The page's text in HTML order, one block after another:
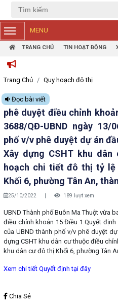
MENU
TRANG CHỦ TIN HOẠT ĐỘNG
Trang Chủ Quy hoạch đô thị
Đọc bài viết
phê duyệt điều chỉnh
3688/QĐ-UBND ngày 13/
phố v/v phê duyệt dự án
Xây dựng CSHT khu
hoạch chi tiết đô thị tỷ
Khối 6, phường Tân An,
25/10/2022 189 lượt xem
UBND Thành phố Buôn Ma Thuột vừa
điều chỉnh khoản 15 Điều 1 Quyết
của UBND thành phố v/v phê duyệt
dựng CSHT khu dân cư thuộc điều
khu dân cư đô thị Khối 6, phường Tân
Xem chi tiết Quyết định tại đây
Chia Sẻ